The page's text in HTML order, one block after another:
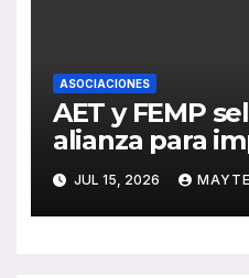
ASOCIACIONES
AET y FEMP
alianza para
movilidad
ciudades
JUL 15, 2026 MAYTE